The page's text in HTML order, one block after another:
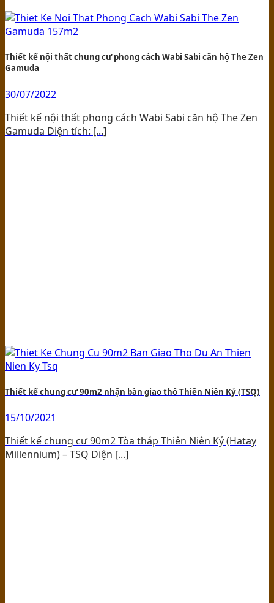
Thiết kế nội thất chung cư phong cách Wabi Sabi căn hộ The Zen
Gamuda
30/07/2022
Thiết kế nội thất phong cách Wabi Sabi căn hộ The Zen
Gamuda Diện tích: [...]
Thiết kế chung cư 90m2 nhận bàn giao thô Thiên Niên Kỷ (TSQ)
15/10/2021
Thiết kế chung cư 90m2 Tòa tháp Thiên Niên Kỷ (Hatay
Millennium) – TSQ Diện [...]